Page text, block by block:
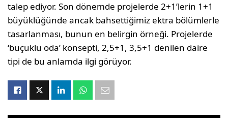
talep ediyor. Son dönemde projelerde 2+1’lerin 1+1
büyüklüğünde ancak bahsettiğimiz ektra bölümlerle
tasarlanması, bunun en belirgin örneği. Projelerde
‘buçuklu oda’ konsepti, 2,5+1, 3,5+1 denilen daire
tipi de bu anlamda ilgi görüyor.